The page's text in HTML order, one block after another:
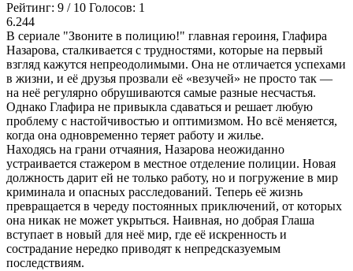
Рейтинг: 9 / 10 Голосов: 1
6.244
В сериале "Звоните в полицию!" главная героиня, Глафира
Назарова, сталкивается с трудностями, которые на первый
взгляд кажутся непреодолимыми. Она не отличается успехами
в жизни, и её друзья прозвали её «везучей» не просто так —
на неё регулярно обрушиваются самые разные несчастья.
Однако Глафира не привыкла сдаваться и решает любую
проблему с настойчивостью и оптимизмом. Но всё меняется,
когда она одновременно теряет работу и жилье.
Находясь на грани отчаяния, Назарова неожиданно
устраивается стажером в местное отделение полиции. Новая
должность дарит ей не только работу, но и погружение в мир
криминала и опасных расследований. Теперь её жизнь
превращается в череду постоянных приключений, от которых
она никак не может укрыться. Наивная, но добрая Глаша
вступает в новый для неё мир, где её искренность и
сострадание нередко приводят к непредсказуемым
последствиям.